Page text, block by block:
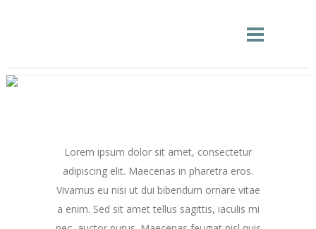
Lorem ipsum dolor sit amet, consectetur
adipiscing elit. Maecenas in pharetra eros.
Vivamus eu nisi ut dui bibendum ornare vitae
a enim. Sed sit amet tellus sagittis, iaculis mi